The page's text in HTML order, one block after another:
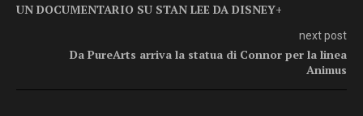
UN DOCUMENTARIO SU STAN LEE DA DISNEY+
next post
Da PureArts arriva la statua di Connor per la linea
Animus